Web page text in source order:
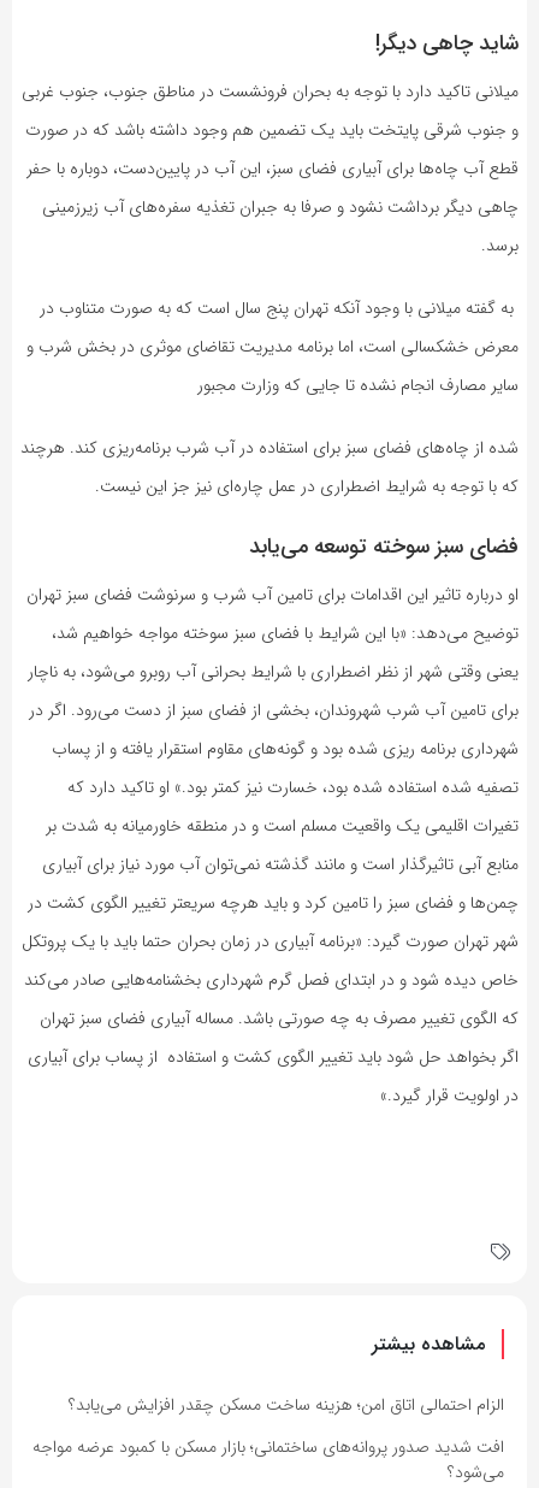
شاید چاهی دیگر!
میلانی تاکید دارد با توجه به بحران فرونشست در مناطق جنوب، جنوب غربی
و جنوب شرقی پایتخت باید یک تضمین هم وجود داشته باشد که در صورت
قطع آب چاه‌ها برای آبیاری فضای سبز، این آب در پایین‌دست، دوباره با حفر
چاهی دیگر برداشت نشود و صرفا به جبران تغذیه سفره‌های آب زیرزمینی
برسد.
به گفته میلانی با وجود آنکه تهران پنج سال است که به صورت متناوب در
معرض خشکسالی است، اما برنامه مدیریت تقاضای موثری در بخش شرب و
سایر مصارف انجام نشده تا جایی که وزارت مجبور
شده از چاه‌های فضای سبز برای استفاده در آب شرب برنامه‌ریزی کند. هرچند
که با توجه به شرایط اضطراری در عمل چاره‌ای نیز جز این نیست.
فضای سبز سوخته توسعه می‌یابد
او درباره تاثیر این اقدامات برای تامین آب شرب و سرنوشت فضای سبز تهران
توضیح می‌دهد: «با این شرایط با فضای سبز سوخته مواجه خواهیم شد،
یعنی وقتی شهر از نظر اضطراری با شرایط بحرانی آب روبرو می‌شود، به ناچار
برای تامین آب شرب شهروندان، بخشی از فضای سبز از دست می‌رود. اگر در
شهرداری برنامه ریزی شده بود و گونه‌های مقاوم استقرار یافته و از پساب
تصفیه شده استفاده شده بود، خسارت نیز کمتر بود.» او تاکید دارد که
تغیرات اقلیمی یک واقعیت مسلم است و در منطقه خاورمیانه به شدت بر
منابع آبی تاثیرگذار است و مانند گذشته نمی‌توان آب مورد نیاز برای آبیاری
چمن‌ها و فضای سبز را تامین کرد و باید هرچه سریعتر تغییر الگوی کشت در
شهر تهران صورت گیرد: «برنامه آبیاری در زمان بحران حتما باید با یک پروتکل
خاص دیده شود و در ابتدای فصل گرم شهرداری بخشنامه‌هایی صادر می‌کند
که الگوی تغییر مصرف به چه صورتی باشد. مساله آبیاری فضای سبز تهران
اگر بخواهد حل شود باید تغییر الگوی کشت و استفاده از پساب برای آبیاری
در اولویت قرار گیرد.»
مشاهده بیشتر
الزام احتمالی اتاق امن؛ هزینه ساخت مسکن چقدر افزایش می‌یابد؟
افت شدید صدور پروانه‌های ساختمانی؛ بازار مسکن با کمبود عرضه مواجه
می‌شود؟